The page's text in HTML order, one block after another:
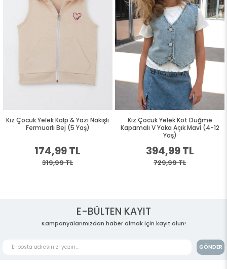
Kız Çocuk Yelek Kalp & Yazı Nakışlı
Fermuarlı Bej (5 Yaş)
174,99 TL
319,99 TL
Kız Çocuk Yelek Kot Düğme
Kapamalı V Yaka Açık Mavi (4-12
Yaş)
394,99 TL
729,99 TL
E-BÜLTEN KAYIT
Kampanyalarımızdan haber almak için kayıt olun!
GÖNDER